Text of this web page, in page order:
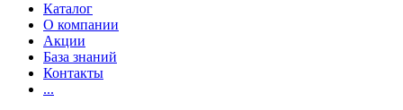
Каталог
О компании
Акции
База знаний
Контакты
...